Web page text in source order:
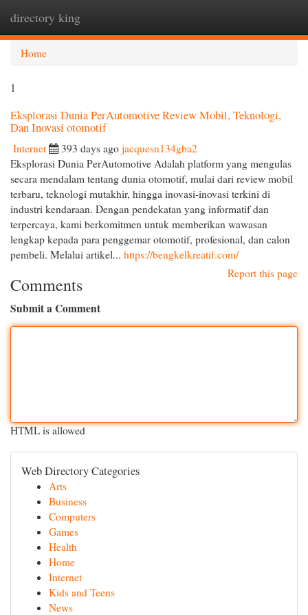
directory king
Home
1
Eksplorasi Dunia PerAutomotive Review Mobil, Teknologi,
Dan Inovasi otomotif
Internet 393 days ago jacquesn134gba2
Eksplorasi Dunia PerAutomotive Adalah platform yang mengulas
secara mendalam tentang dunia otomotif, mulai dari review mobil
terbaru, teknologi mutakhir, hingga inovasi-inovasi terkini di
industri kendaraan. Dengan pendekatan yang informatif dan
terpercaya, kami berkomitmen untuk memberikan wawasan
lengkap kepada para penggemar otomotif, profesional, dan calon
pembeli. Melalui artikel... https://bengkelkreatif.com/
Report this page
Comments
Submit a Comment
HTML is allowed
Web Directory Categories
Arts
Business
Computers
Games
Health
Home
Internet
Kids and Teens
News